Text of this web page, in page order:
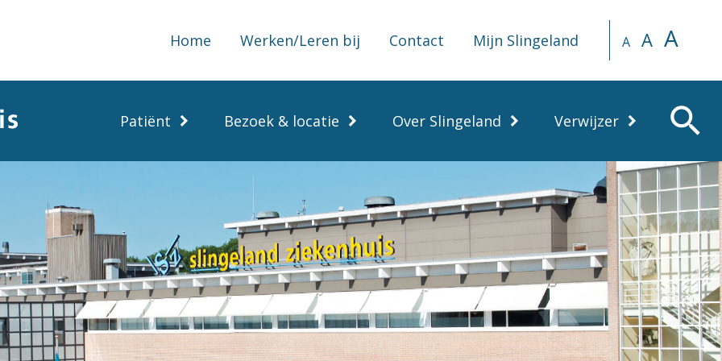
Home Werken/Leren bij Contact Mijn Slingeland A A A
Patiënt Bezoek & locatie Over Slingeland Verwijzer search